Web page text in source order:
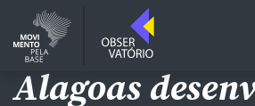
REDES DE EI E EF
Alagoas